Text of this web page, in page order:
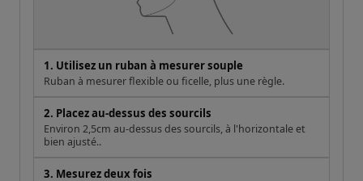
1. Utilisez un ruban à mesurer souple
Ruban à mesurer flexible ou ficelle, plus une règle.
2. Placez au-dessus des sourcils
Environ 2,5cm au-dessus des sourcils, à l'horizontale et
bien ajusté..
3. Mesurez deux fois